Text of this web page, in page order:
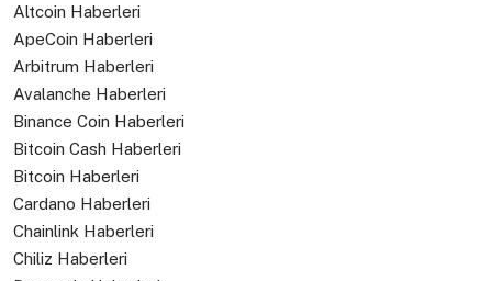
Altcoin Haberleri
ApeCoin Haberleri
Arbitrum Haberleri
Avalanche Haberleri
Binance Coin Haberleri
Bitcoin Cash Haberleri
Bitcoin Haberleri
Cardano Haberleri
Chainlink Haberleri
Chiliz Haberleri